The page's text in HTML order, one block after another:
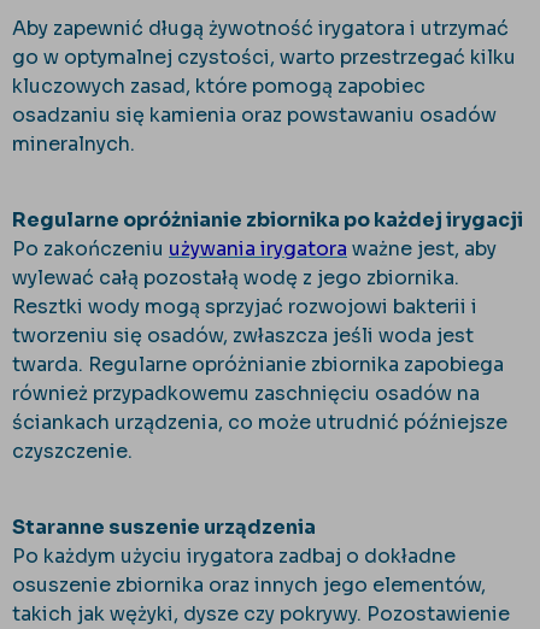
Aby zapewnić długą żywotność irygatora i utrzymać
go w optymalnej czystości, warto przestrzegać kilku
kluczowych zasad, które pomogą zapobiec
osadzaniu się kamienia oraz powstawaniu osadów
mineralnych.
Regularne opróżnianie zbiornika po każdej irygacji
Po zakończeniu używania irygatora ważne jest, aby
wylewać całą pozostałą wodę z jego zbiornika.
Resztki wody mogą sprzyjać rozwojowi bakterii i
tworzeniu się osadów, zwłaszcza jeśli woda jest
twarda. Regularne opróżnianie zbiornika zapobiega
również przypadkowemu zaschnięciu osadów na
ściankach urządzenia, co może utrudnić późniejsze
czyszczenie.
Staranne suszenie urządzenia
Po każdym użyciu irygatora zadbaj o dokładne
osuszenie zbiornika oraz innych jego elementów,
takich jak wężyki, dysze czy pokrywy. Pozostawienie